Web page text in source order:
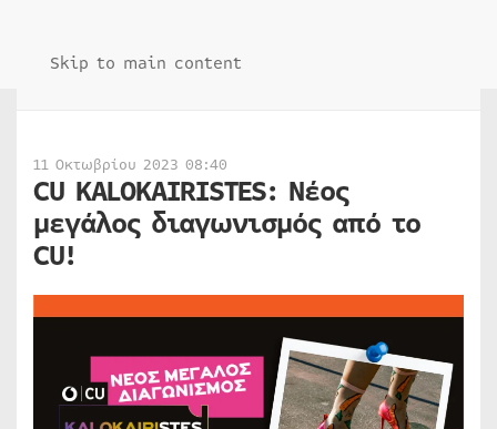
Skip to main content
11 Οκτωβρίου 2023 08:40
CU KALOKAIRISTES: Νέος
μεγάλος διαγωνισμός από το
CU!